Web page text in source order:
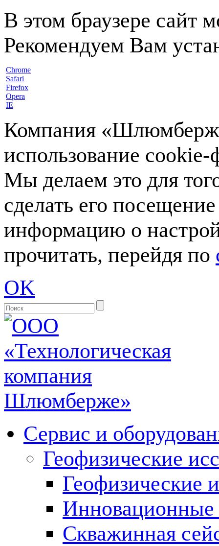
В этом браузере сайт
Рекомендуем Вам
Chrome
Safari
Firefox
Opera
IE
Компания
использование
Мы делаем это для
сделать его
информацию о
прочитать, перейдя по
OK
Сервис и
Геофизические
Геофизические
Инновационные
Скважинная